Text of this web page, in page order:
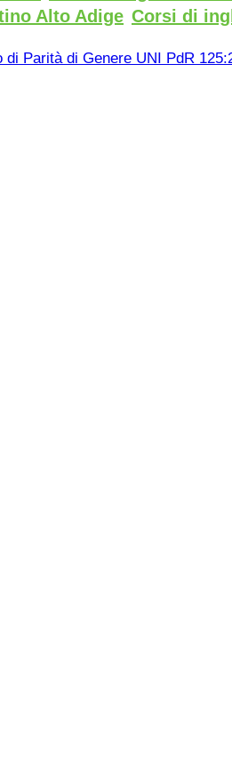
Alto Adige Corsi di
di Parità di Genere UNI PdR